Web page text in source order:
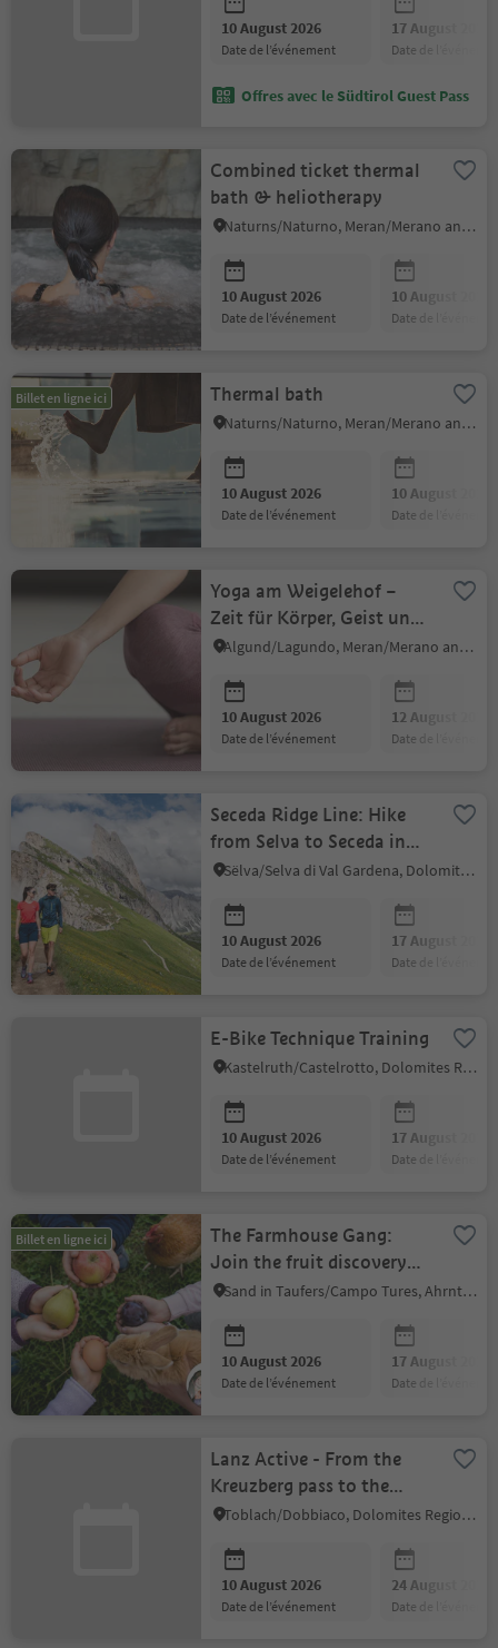
10 August 2026
date de l’événement
17 August 2026
date de
Offres avec le Südtirol Guest Pass
Combined ticket thermal
bath & heliotherapy
Naturns/Naturno, Meran/Merano and environs
10 August 2026
date de l’événement
10 August 2026
date de
Billet en ligne ici Thermal bath
Naturns/Naturno, Meran/Merano and environs
10 August 2026
date de l’événement
10 August 2026
date de
Yoga am Weigelehof –
Zeit für Körper, Geist und
Seele
Algund/Lagundo, Meran/Merano and environs
10 August 2026
date de l’événement
12 August 2026
date de
Seceda Ridge Line: Hike
from Selva to Seceda in
the Puez-Odle Nature
Sëlva/Selva di Val Gardena, Dolomites Region Val Gardena
10 August 2026
date de l’événement
17 August 2026
date de
E-Bike Technique Training
Kastelruth/Castelrotto, Dolomites Region Seiser Alm
10 August 2026
date de l’événement
17 August 2026
date de
Billet en ligne ici
The Farmhouse Gang:
Join the fruit discovery
adventure!
Sand in Taufers/Campo Tures, Ahrntal/Valle Aurina
10 August 2026
date de l’événement
17 August 2026
date de
Lanz Active - From the
Kreuzberg pass to the
Rotwand meadows
Toblach/Dobbiaco, Dolomites Region 3 Zinnen
10 August 2026
date de l’événement
24 August 2026
date de